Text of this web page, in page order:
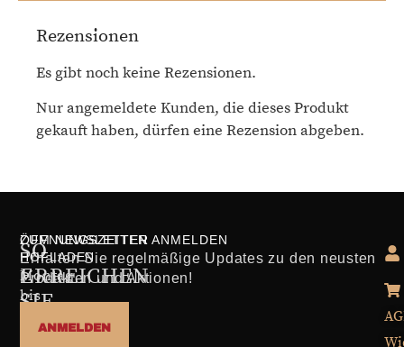
Rezensionen
Es gibt noch keine Rezensionen.
Nur angemeldete Kunden, die dieses Produkt
gekauft haben, dürfen eine Rezension abgeben.
SO
ERREICHEN
SIE
UNS
ÖFFNUNGSZEITEN
HOFLADEN
Montag
bis
10:00
ZUM NEWSLETTER ANMELDEN
Erhalten Sie regelmäßige Updates zu den neusten
Produkten und Aktionen!
ANMELDEN